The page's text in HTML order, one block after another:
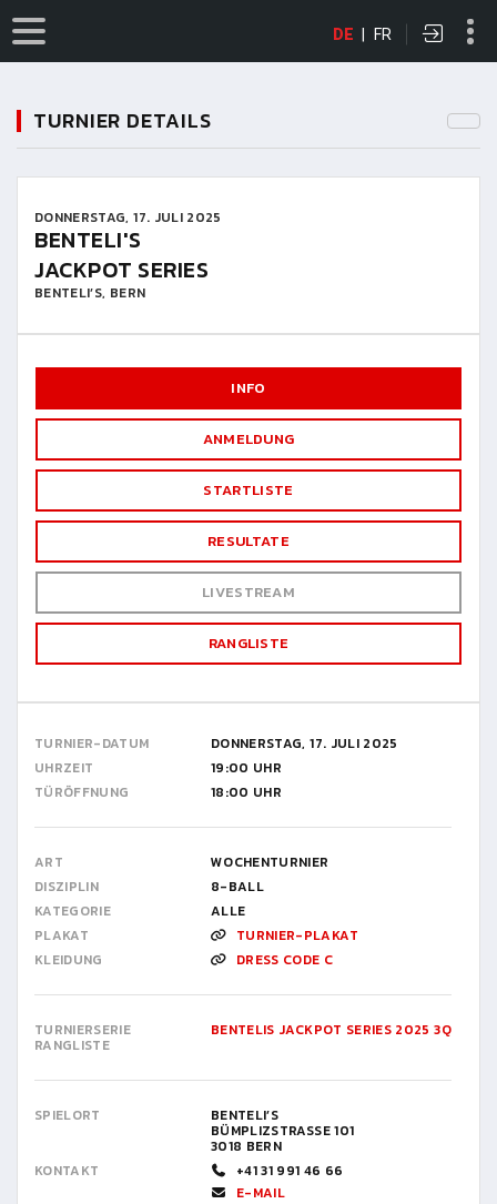
DE | FR
TURNIER DETAILS
DONNERSTAG, 17. JULI 2025
BENTELI'S
JACKPOT SERIES
BENTELI’S, BERN
INFO
ANMELDUNG
STARTLISTE
RESULTATE
LIVESTREAM
RANGLISTE
TURNIER-DATUM
DONNERSTAG, 17. JULI 2025
UHRZEIT
19:00 UHR
TÜRÖFFNUNG
18:00 UHR
ART
WOCHENTURNIER
DISZIPLIN
8-BALL
KATEGORIE
ALLE
PLAKAT
TURNIER-PLAKAT
KLEIDUNG
DRESS CODE C
TURNIERSERIE
RANGLISTE
BENTELIS JACKPOT SERIES 2025 3Q
SPIELORT BENTELI’S
BÜMPLIZSTRASSE 101
3018 BERN
KONTAKT
+41 31 991 46 66
E-MAIL